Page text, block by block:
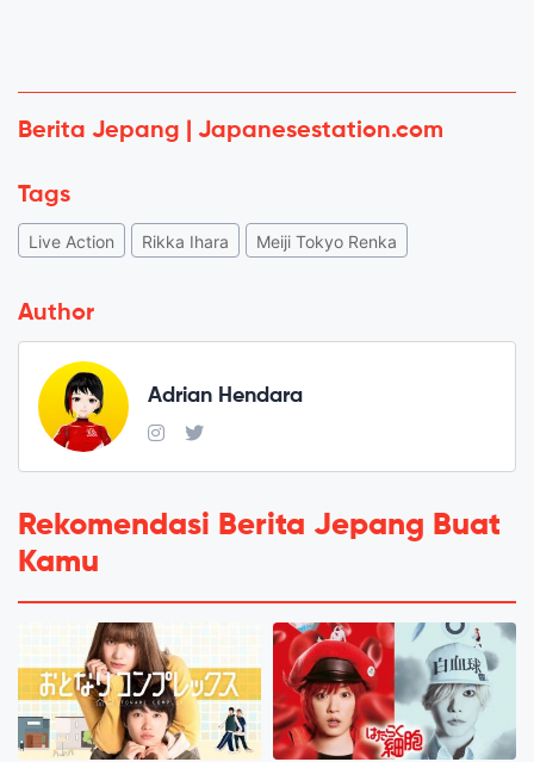
Berita Jepang | Japanesestation.com
Tags
Live Action Rikka Ihara Meiji Tokyo Renka
Author
Adrian Hendara
Rekomendasi Berita Jepang Buat
Kamu